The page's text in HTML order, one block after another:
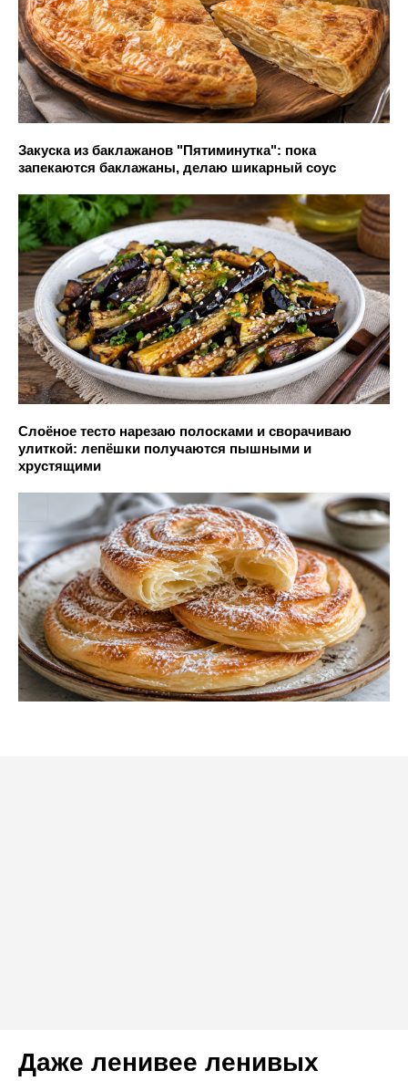
Закуска из баклажанов "Пятиминутка": пока
запекаются баклажаны, делаю шикарный соус
Слоёное тесто нарезаю полосками и сворачиваю
улиткой: лепёшки получаются пышными и
хрустящими
Даже ленивее ленивых